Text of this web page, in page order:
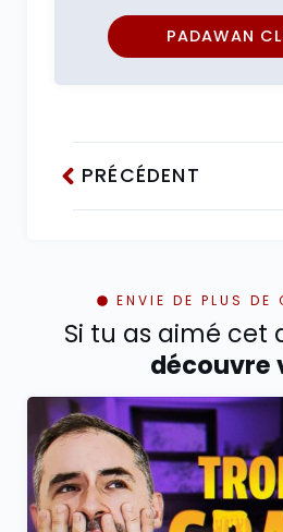
PADAWAN
PRÉCÉDENT
ENVIE DE PLUS DE
Si tu as aimé cet
découvre